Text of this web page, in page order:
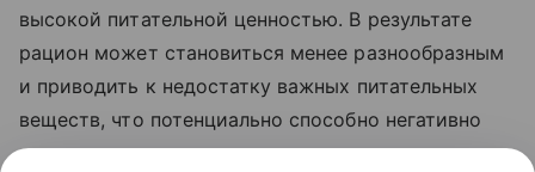
высокой питательной ценностью. В результате
рацион может становиться менее разнообразным
и приводить к недостатку важных питательных
веществ, что потенциально способно негативно
влиять на здоровье и повышать вероятность